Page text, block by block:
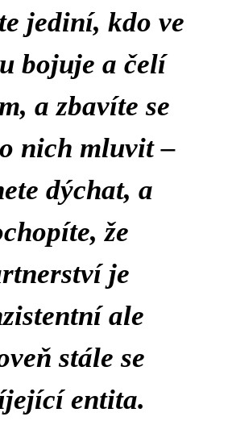
jediní, kdo ve
bojuje a čelí
a zbavíte se
nich mluvit –
dýchat, a
že
je
ale
stále se
entita.